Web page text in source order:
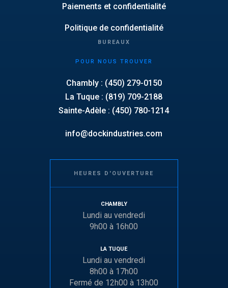
Paiements et confidentialité
Politique de confidentialité
BUREAUX
POUR NOUS TROUVER
Chambly : (450) 279-0150
La Tuque : (819) 709-2188
Sainte-Adèle : (450) 780-1214
info@dockindustries.com
HEURES D'OUVERTURE
CHAMBLY
Lundi au vendredi
9h00 à 16h00
LA TUQUE
Lundi au vendredi
8h00 à 17h00
Fermé de 12h00 à 13h00